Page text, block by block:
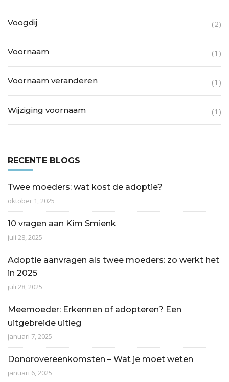
Voogdij (2)
Voornaam (1)
Voornaam veranderen (1)
Wijziging voornaam (1)
RECENTE BLOGS
Twee moeders: wat kost de adoptie?
oktober 1, 2025
10 vragen aan Kim Smienk
juli 28, 2025
Adoptie aanvragen als twee moeders: zo werkt het
in 2025
juli 28, 2025
Meemoeder: Erkennen of adopteren? Een
uitgebreide uitleg
januari 7, 2025
Donorovereenkomsten – Wat je moet weten
januari 6, 2025